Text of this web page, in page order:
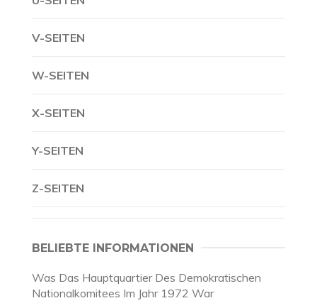
V-SEITEN
W-SEITEN
X-SEITEN
Y-SEITEN
Z-SEITEN
BELIEBTE INFORMATIONEN
Was Das Hauptquartier Des Demokratischen
Nationalkomitees Im Jahr 1972 War